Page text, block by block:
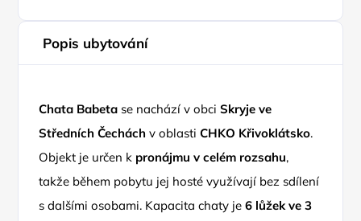
Popis ubytování
Chata Babeta se nachází v obciSkryje ve
Středních Čechách v oblastiCHKO Křivoklátsko.
Objekt je určen k pronájmu v celém rozsahu,
takže během pobytu jej hosté využívají bez sdílení
s dalšími osobami. Kapacita chaty je6 lůžek ve 3